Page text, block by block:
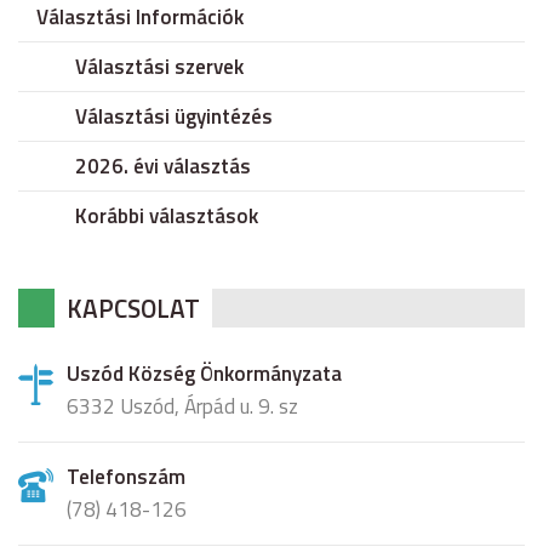
Választási Információk
Választási szervek
Választási ügyintézés
2026. évi választás
Korábbi választások
KAPCSOLAT
Uszód Község Önkormányzata
6332 Uszód, Árpád u. 9. sz
Telefonszám
(78) 418-126